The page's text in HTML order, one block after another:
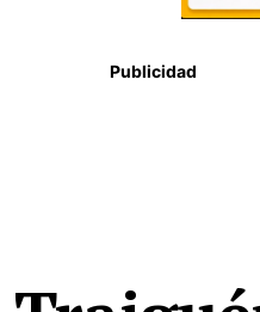
Publicidad